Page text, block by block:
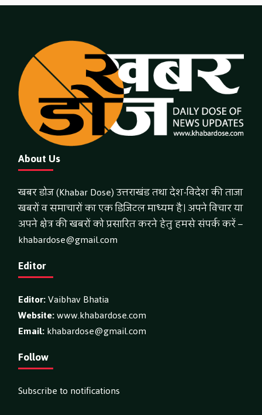
About Us
खबर डोज (Khabar Dose) उत्तराखंड तथा देश-विदेश की ताजा
खबरों व समाचारों का एक डिजिटल माध्यम है। अपने विचार या
अपने क्षेत्र की खबरों को प्रसारित करने हेतु हमसे संपर्क करें –
khabardose@gmail.com
Editor
Editor:Vaibhav Bhatia
Website:www.khabardose.com
Email:khabardose@gmail.com
Follow
Subscribe to notifications